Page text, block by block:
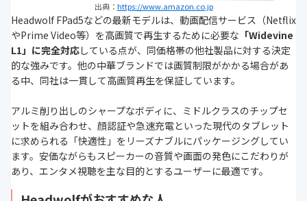
出典： https://www.amazon.co.jp
Headwolf FPad5などの最新モデルは、動画配信サービス（Netflix
やPrime Video等）を高画質で再生するために必要な 「Widevine
L1」に完全対応している点が、同価格帯の他社製品に対する決定
的な強みです。他の中華ブランドでは画質制限がかかる場合があ
る中、同社は一貫して高画質再生を保証しています。
アルミ削り出しのシャープなボディに、ミドルクラスのチップセ
ットを組み合わせ、顔認証や急速充電といった現代のタブレット
に求められる「快適性」をリーズナブルにパッケージングしてい
ます。安価ながらもスピーカーの音質や画面の発色にこだわりが
あり、エンタメ視聴を主な目的とするユーザーに最適です。